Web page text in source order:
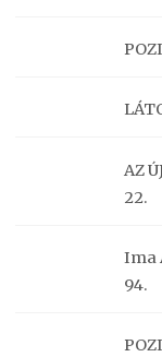
AZ
22.
Ima
94.